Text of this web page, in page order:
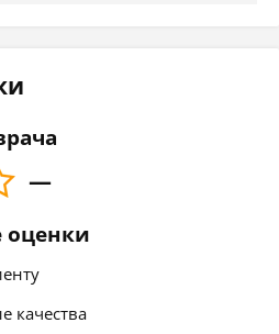
—
оценки
качества